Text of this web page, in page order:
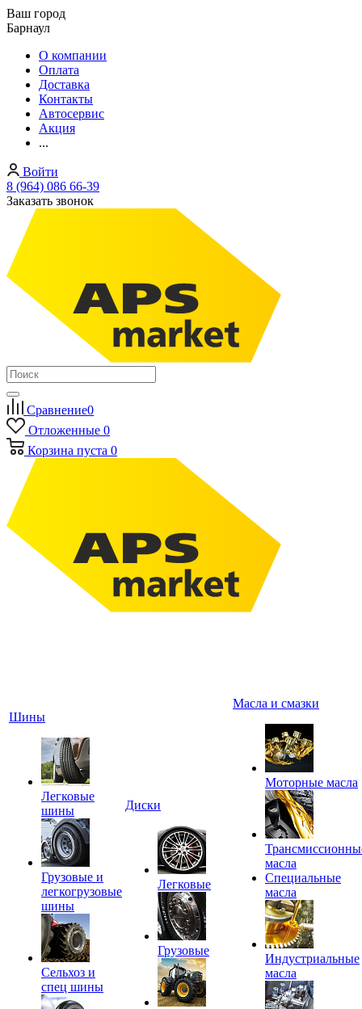
Ваш город
Барнаул
О компании
Оплата
Доставка
Контакты
Автосервис
Акция
...
Войти
8 (964) 086 66-39
Заказать звонок
Сравнение0
Отложенные 0
Корзина пуста 0
Шины
Легковые
шины
Грузовые и
легкогрузовые
шины
Сельхоз и
спец шины
Диски
Легковые
Грузовые
Масла и смазки
Моторные масла
масла
Специальные
масла
Индустриальные
масла